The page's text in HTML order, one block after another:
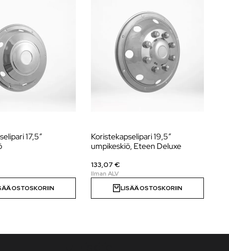
17,5″
OSTOSKORIIN
Koristekapselipari 19,5″
umpikeskiö, Eteen Deluxe
133,07 €
LISÄÄ OSTOSKORIIN